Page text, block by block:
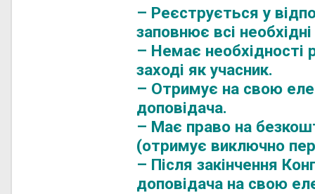
– Реєструється у
заповнює всі
– Немає необхідності
заході як учасник.
– Отримує на свою
доповідача.
– Має право на
(отримує виключно
– Після закінчення
доповідача на свою